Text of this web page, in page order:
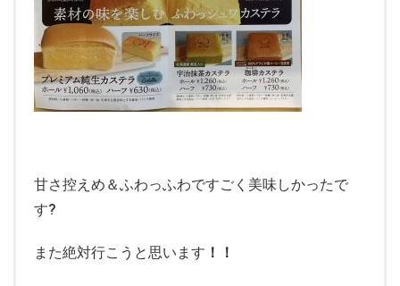
甘さ控えめ＆ふわっふわですごく美味しかったで
す?
また絶対行こうと思います ！！